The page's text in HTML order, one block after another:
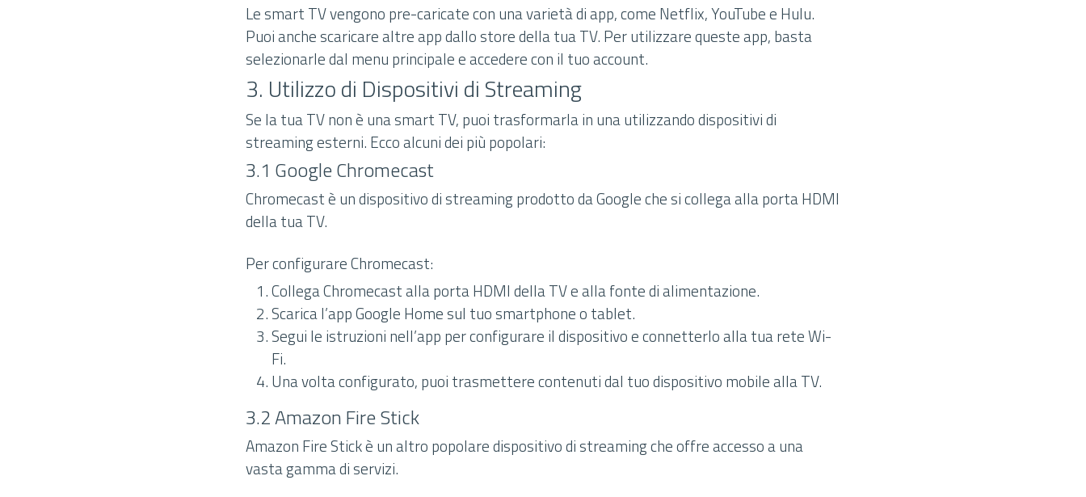
Le smart TV vengono pre-caricate con una varietà di app, come Netflix, YouTube e Hulu.
Puoi anche scaricare altre app dallo store della tua TV. Per utilizzare queste app, basta
selezionarle dal menu principale e accedere con il tuo account.
3. Utilizzo di Dispositivi di Streaming
Se la tua TV non è una smart TV, puoi trasformarla in una utilizzando dispositivi di
streaming esterni. Ecco alcuni dei più popolari:
3.1 Google Chromecast
Chromecast è un dispositivo di streaming prodotto da Google che si collega alla porta HDMI
della tua TV.
Per configurare Chromecast:
Collega Chromecast alla porta HDMI della TV e alla fonte di alimentazione.
Scarica l’app Google Home sul tuo smartphone o tablet.
Segui le istruzioni nell’app per configurare il dispositivo e connetterlo alla tua rete Wi-
Fi.
Una volta configurato, puoi trasmettere contenuti dal tuo dispositivo mobile alla TV.
3.2 Amazon Fire Stick
Amazon Fire Stick è un altro popolare dispositivo di streaming che offre accesso a una
vasta gamma di servizi.